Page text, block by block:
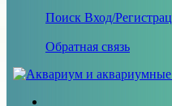
Поиск Вход/
Обратная связь